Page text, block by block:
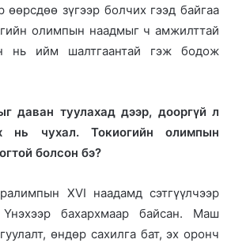
өөрсдөө зүгээр болчих гээд байгаа
олимпын наадмыг ч амжилттай
нь ийм шалтгаантай гэж бодож
даван туулахад дээр, дооргүй л
нь чухал. Токиогийн олимпын
болсон бэ?
XVI наадамд сэтгүүлчээр
бахархмаар байсан. Маш
өндөр сахилга бат, эх оронч